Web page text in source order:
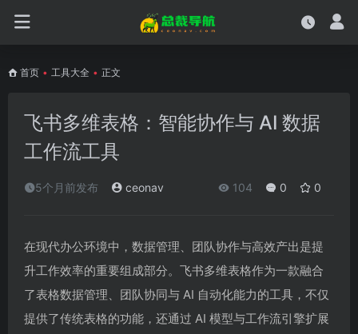
首页 • 工具大全 • 正文
飞书多维表格：智能协作与 AI 数据
工作流工具
5个月前发布 ceonav 104 0 0
在现代办公环境中，数据管理、团队协作与高效产出是提
升工作效率的重要组成部分。飞书多维表格作为一款融合
了表格数据管理、团队协同与 AI 自动化能力的工具，不仅
提供了传统表格的功能，还通过 AI 模型与工作流引擎扩展